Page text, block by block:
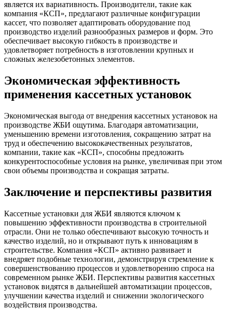
является их вариативность. Производители, такие как
компания «КСП», предлагают различные конфигурации
кассет, что позволяет адаптировать оборудование под
производство изделий разнообразных размеров и форм. Это
обеспечивает высокую гибкость в производстве и
удовлетворяет потребность в изготовлении крупных и
сложных железобетонных элементов.
Экономическая эффективность
применения кассетных установок
Экономическая выгода от внедрения кассетных установок на
производстве ЖБИ ощутима. Благодаря автоматизации,
уменьшению времени изготовления, сокращению затрат на
труд и обеспечению высококачественных результатов,
компании, такие как «КСП», способны предложить
конкурентоспособные условия на рынке, увеличивая при этом
свои объемы производства и сокращая затраты.
Заключение и перспективы развития
Кассетные установки для ЖБИ являются ключом к
повышению эффективности производства в строительной
отрасли. Они не только обеспечивают высокую точность и
качество изделий, но и открывают путь к инновациям в
строительстве. Компания «КСП» активно развивает и
внедряет подобные технологии, демонстрируя стремление к
совершенствованию процессов и удовлетворению спроса на
современном рынке ЖБИ. Перспективы развития кассетных
установок видятся в дальнейшей автоматизации процессов,
улучшении качества изделий и снижении экологического
воздействия производства.